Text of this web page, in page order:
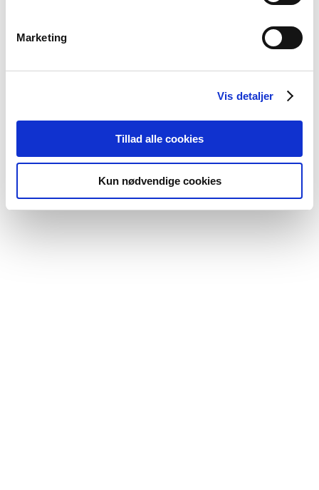
Marketing
Vis detaljer
Tillad alle cookies
Kun nødvendige cookies